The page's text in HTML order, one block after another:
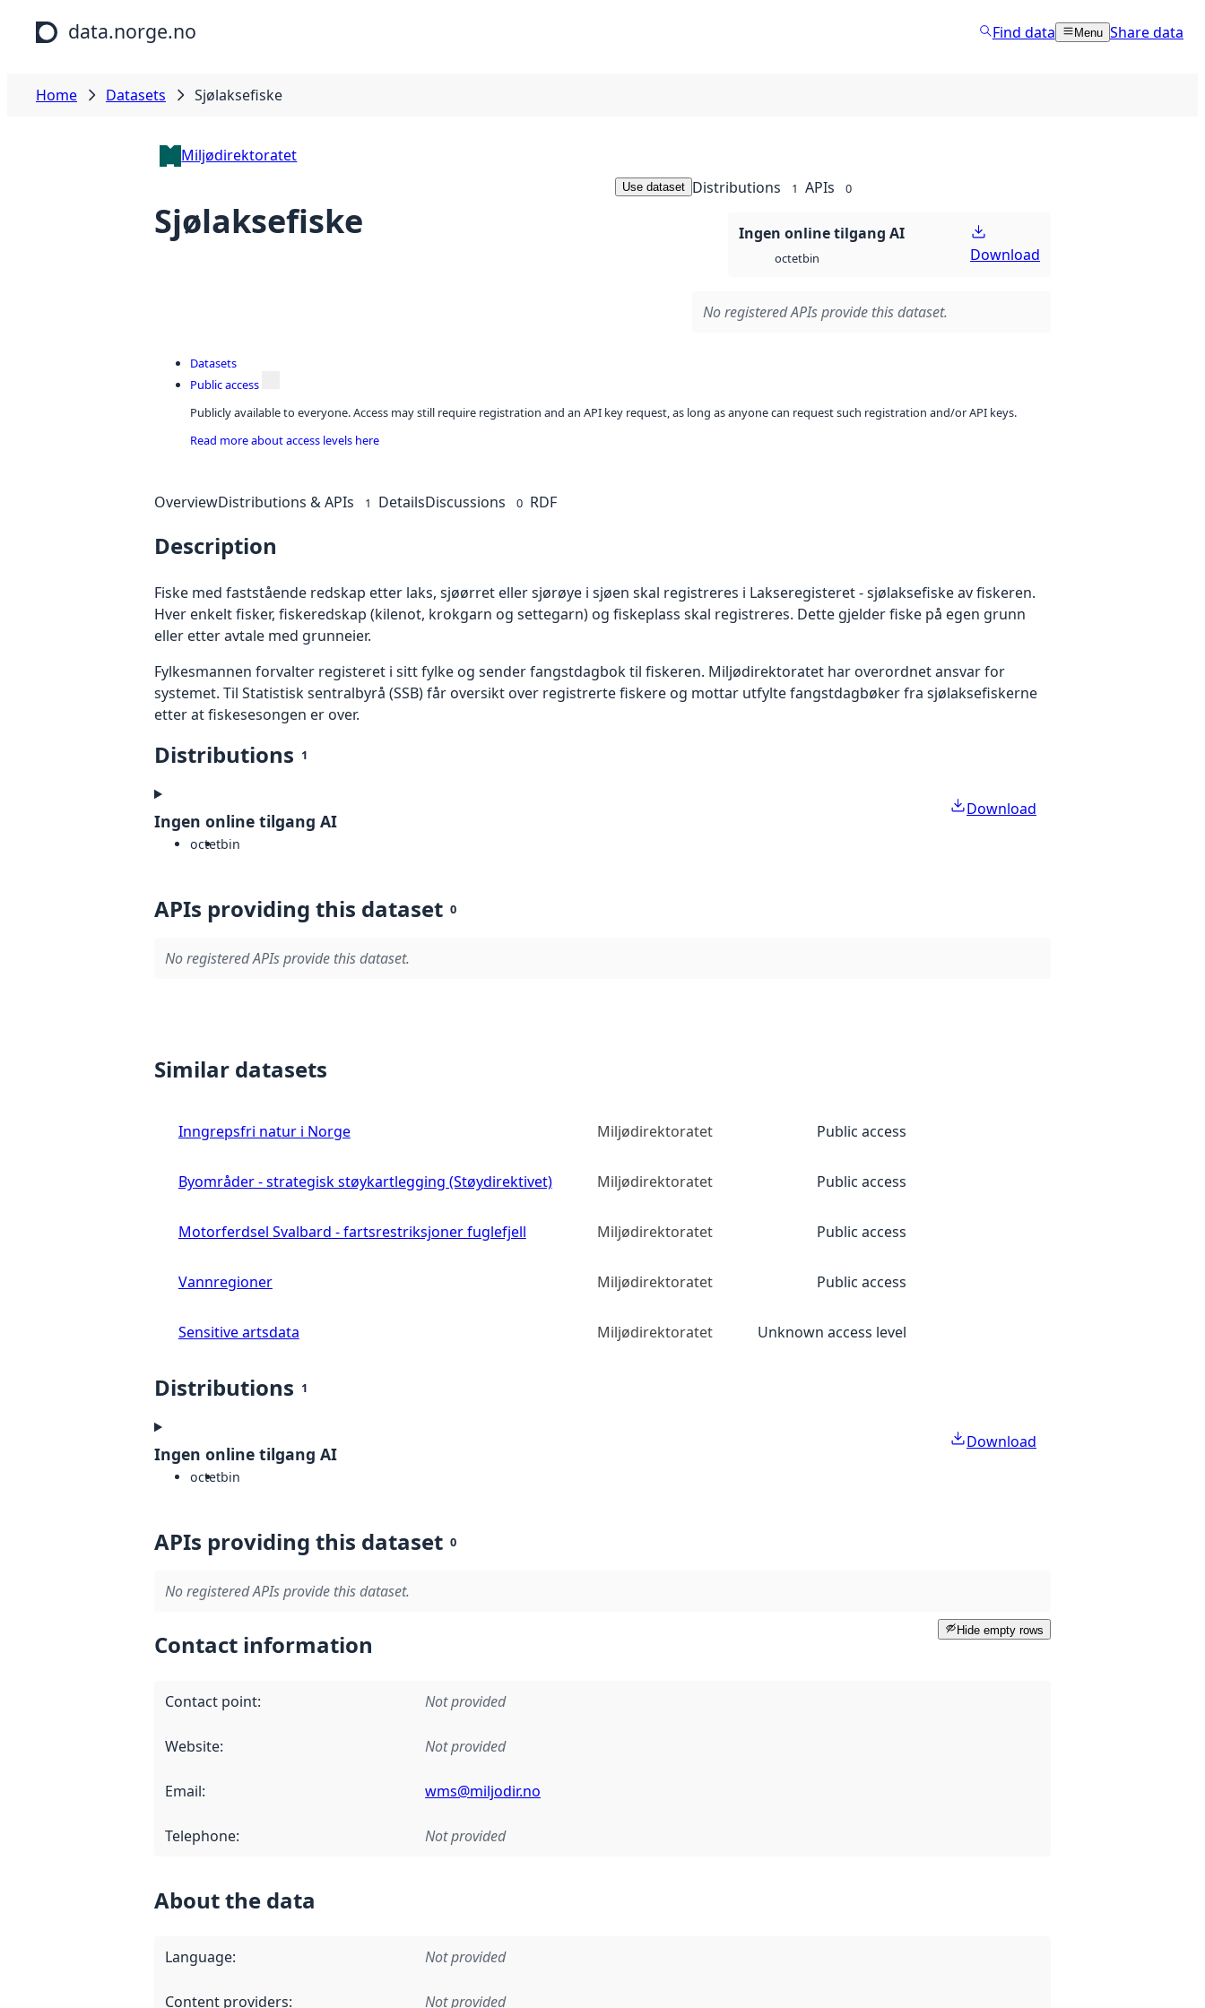
Skip to main content
data.norge.no Find data Menu Share data
Home Datasets Sjølaksefiske
Miljødirektoratet
Sjølaksefiske
Use dataset Distributions 1 APIs 0
Ingen online tilgang AI
octetbin Download
No registered APIs provide this dataset.
Datasets
Public access
Publicly available to everyone. Access may still require registration and an API key request, as long as anyone can request such registration and/or API keys.
Read more about access levels here
OverviewDistributions & APIs 1 DetailsDiscussions 0 RDF
Description
Fiske med faststående redskap etter laks, sjøørret eller sjørøye i sjøen skal registreres i Lakseregisteret - sjølaksefiske av fiskeren.
Hver enkelt fisker, fiskeredskap (kilenot, krokgarn og settegarn) og fiskeplass skal registreres. Dette gjelder fiske på egen grunn
eller etter avtale med grunneier.
Fylkesmannen forvalter registeret i sitt fylke og sender fangstdagbok til fiskeren. Miljødirektoratet har overordnet ansvar for
systemet. Til Statistisk sentralbyrå (SSB) får oversikt over registrerte fiskere og mottar utfylte fangstdagbøker fra sjølaksefiskerne
etter at fiskesesongen er over.
Distributions 1
Ingen online tilgang AI
octetbin
Download
APIs providing this dataset 0
No registered APIs provide this dataset.
Similar datasets
Inngrepsfri natur i Norge Miljødirektoratet Public access
Byområder - strategisk støykartlegging (Støydirektivet) Miljødirektoratet Public access
Motorferdsel Svalbard - fartsrestriksjoner fuglefjell Miljødirektoratet Public access
Vannregioner Miljødirektoratet Public access
Sensitive artsdata Miljødirektoratet Unknown access level
Distributions 1
Ingen online tilgang AI
octetbin
Download
APIs providing this dataset 0
No registered APIs provide this dataset.
Hide empty rows
Contact information
Contact point: Not provided
Website: Not provided
Email: wms@miljodir.no
Telephone: Not provided
About the data
Language: Not provided
Content providers: Not provided